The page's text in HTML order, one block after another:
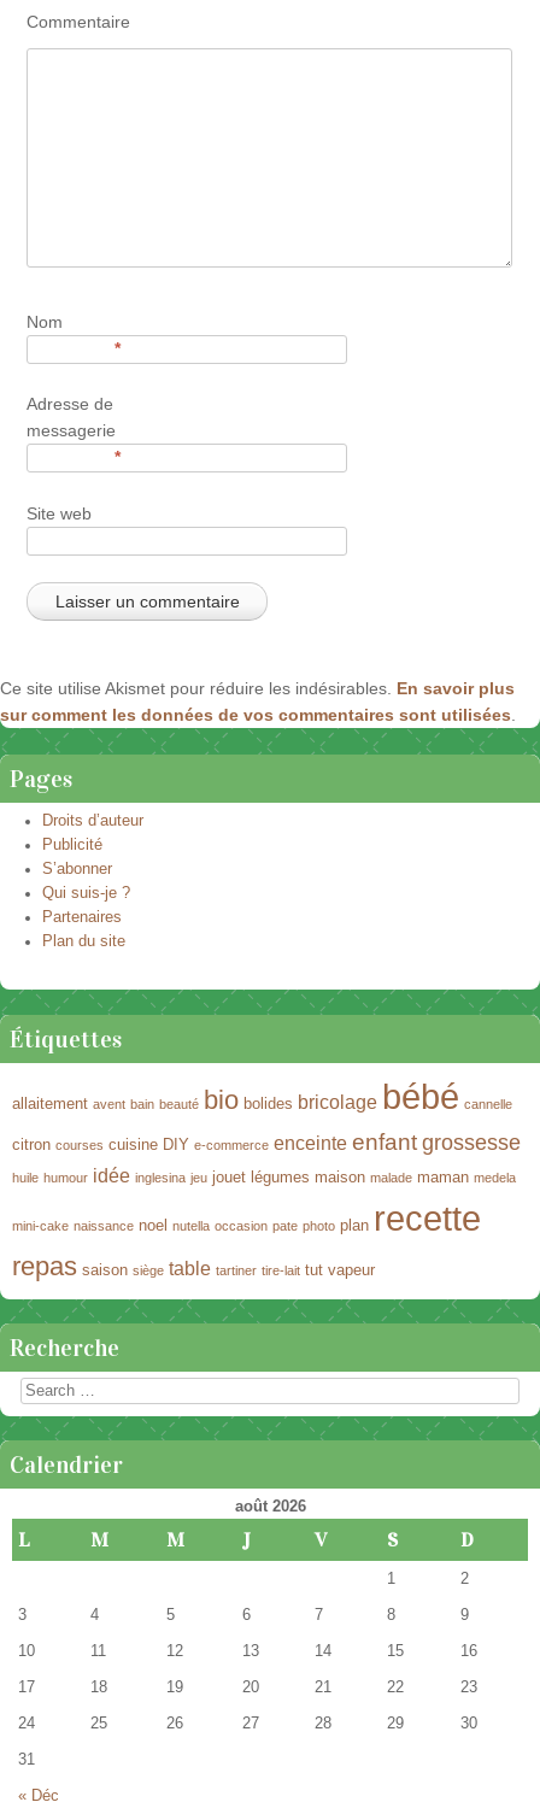
Commentaire
Nom
*
Adresse de
messagerie
*
Site web
Ce site utilise Akismet pour réduire les indésirables. En savoir plus
sur comment les données de vos commentaires sont utilisées
Pages
Droits d’auteur
Publicité
S’abonner
Qui suis-je ?
Partenaires
Plan du site
Étiquettes
allaitement avent bain beauté bio bolides bricolage bébé cannelle
citron courses cuisine DIY e-commerce enceinte enfant grossesse
huile humour idée inglesina jeu jouet légumes maison malade maman medela
mini-cake naissance noel nutella occasion pate photo plan recette
repas saison siège table tartiner tire-lait tut vapeur
Recherche
Rechercher
Calendrier
août 2026
L M M J V S D
« Déc
1 2
3 4 5 6 7 8 9
10 11 12 13 14 15 16
17 18 19 20 21 22 23
24 25 26 27 28 29 30
31